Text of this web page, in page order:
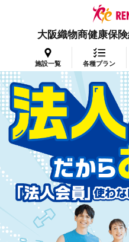
大阪織物商健康保
施設一覧 各種プラン